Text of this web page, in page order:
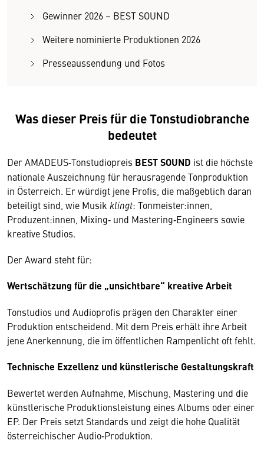
Gewinner 2026 – BEST SOUND
Weitere nominierte Produktionen 2026
Presseaussendung und Fotos
Was dieser Preis für die Tonstudiobranche
bedeutet
Der AMADEUS‑Tonstudiopreis BEST SOUND ist die höchste
nationale Auszeichnung für herausragende Tonproduktion
in Österreich. Er würdigt jene Profis, die maßgeblich daran
beteiligt sind, wie Musik klingt: Tonmeister:innen,
Produzent:innen, Mixing‑ und Mastering‑Engineers sowie
kreative Studios.
Der Award steht für:
Wertschätzung für die „unsichtbare“ kreative Arbeit
Tonstudios und Audioprofis prägen den Charakter einer
Produktion entscheidend. Mit dem Preis erhält ihre Arbeit
jene Anerkennung, die im öffentlichen Rampenlicht oft fehlt.
Technische Exzellenz und künstlerische Gestaltungskraft
Bewertet werden Aufnahme, Mischung, Mastering und die
künstlerische Produktionsleistung eines Albums oder einer
EP. Der Preis setzt Standards und zeigt die hohe Qualität
österreichischer Audio‑Produktion.